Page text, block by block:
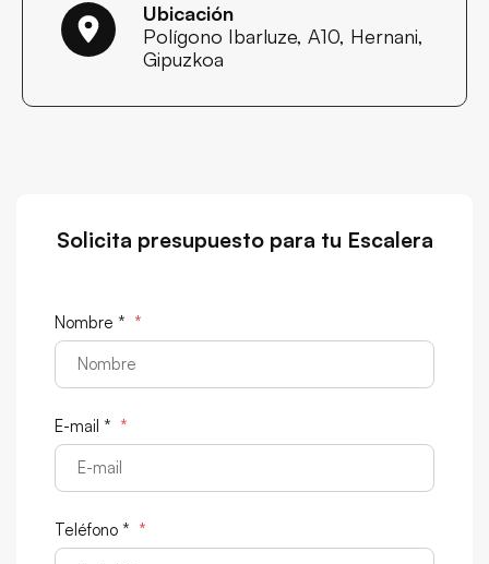
Ubicación
Polígono Ibarluze, A10, Hernani,
Gipuzkoa
Solicita presupuesto para tu Escalera
Nombre * *
E-mail * *
Teléfono * *